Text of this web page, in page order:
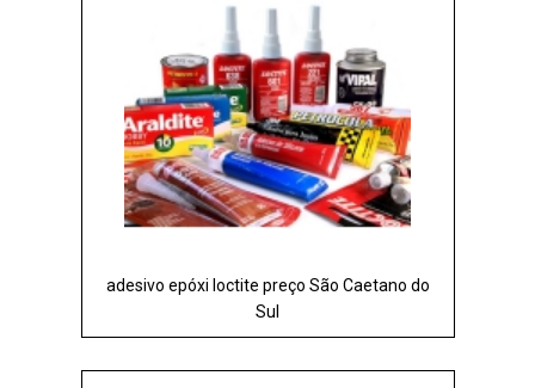
adesivo epóxi loctite preço São Caetano do
Sul